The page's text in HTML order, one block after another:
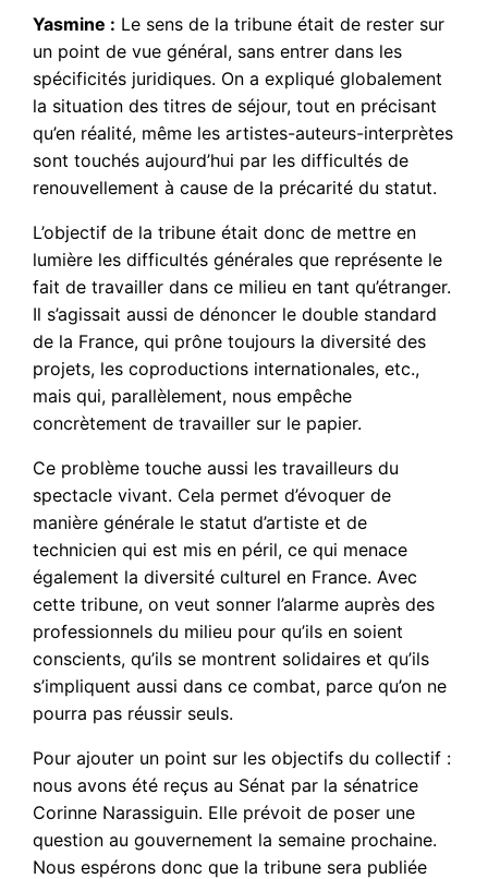
Yasmine : Le sens de la tribune était de rester sur
un point de vue général, sans entrer dans les
spécificités juridiques. On a expliqué globalement
la situation des titres de séjour, tout en précisant
qu’en réalité, même les artistes-auteurs-interprètes
sont touchés aujourd’hui par les difficultés de
renouvellement à cause de la précarité du statut.
L’objectif de la tribune était donc de mettre en
lumière les difficultés générales que représente le
fait de travailler dans ce milieu en tant qu’étranger.
Il s’agissait aussi de dénoncer le double standard
de la France, qui prône toujours la diversité des
projets, les coproductions internationales, etc.,
mais qui, parallèlement, nous empêche
concrètement de travailler sur le papier.
Ce problème touche aussi les travailleurs du
spectacle vivant. Cela permet d’évoquer de
manière générale le statut d’artiste et de
technicien qui est mis en péril, ce qui menace
également la diversité culturel en France. Avec
cette tribune, on veut sonner l’alarme auprès des
professionnels du milieu pour qu’ils en soient
conscients, qu’ils se montrent solidaires et qu’ils
s’impliquent aussi dans ce combat, parce qu’on ne
pourra pas réussir seuls.
Pour ajouter un point sur les objectifs du collectif :
nous avons été reçus au Sénat par la sénatrice
Corinne Narassiguin. Elle prévoit de poser une
question au gouvernement la semaine prochaine.
Nous espérons donc que la tribune sera publiée